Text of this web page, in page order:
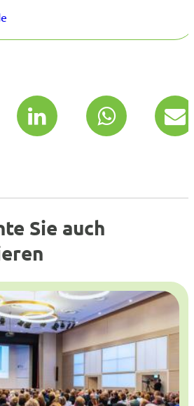
Sie auch